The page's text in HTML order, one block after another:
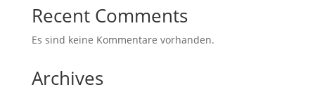
Recent Comments
Es sind keine Kommentare vorhanden.
Archives